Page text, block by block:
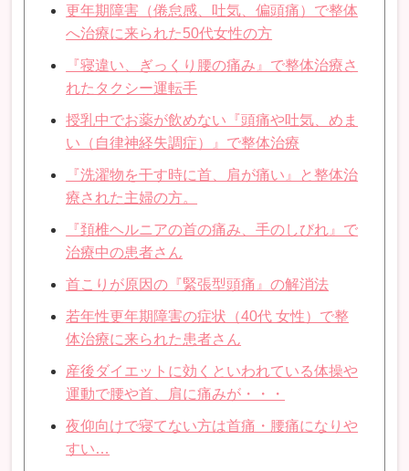
更年期障害（倦怠感、吐気、偏頭痛）で整体
へ治療に来られた50代女性の方
『寝違い、ぎっくり腰の痛み』で整体治療さ
れたタクシー運転手
授乳中でお薬が飲めない『頭痛や吐気、めま
い（自律神経失調症）』で整体治療
『洗濯物を干す時に首、肩が痛い』と整体治
療された主婦の方。
『頚椎ヘルニアの首の痛み、手のしびれ』で
治療中の患者さん
首こりが原因の『緊張型頭痛』の解消法
若年性更年期障害の症状（40代 女性）で整
体治療に来られた患者さん
産後ダイエットに効くといわれている体操や
運動で腰や首、肩に痛みが・・・
夜仰向けで寝てない方は首痛・腰痛になりや
すい…